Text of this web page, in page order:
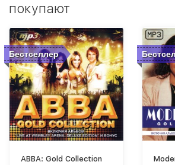
покупают
Бестселлер
ABBA: Gold Collection